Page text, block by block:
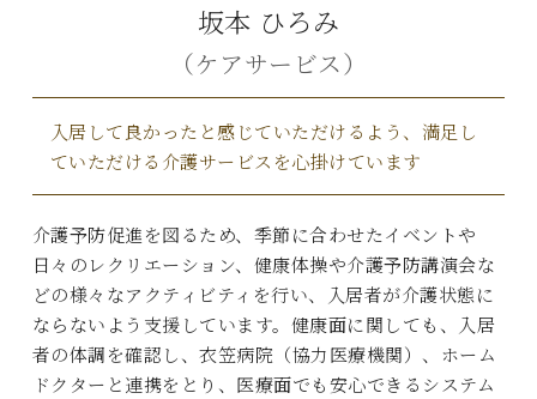
坂本 ひろみ
（ケアサービス）
入居して良かったと感じていただけるよう、満足し
ていただける介護サービスを心掛けています
介護予防促進を図るため、季節に合わせたイベントや
日々のレクリエーション、健康体操や介護予防講演会な
どの様々なアクティビティを行い、入居者が介護状態に
ならないよう支援しています。健康面に関しても、入居
者の体調を確認し、衣笠病院（協力医療機関）、ホーム
ドクターと連携をとり、医療面でも安心できるシステム